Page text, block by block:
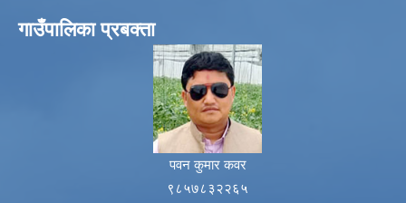
गाउँपालिका प्रबक्ता
पवन कुमार कवर
९८५७८३२२६५